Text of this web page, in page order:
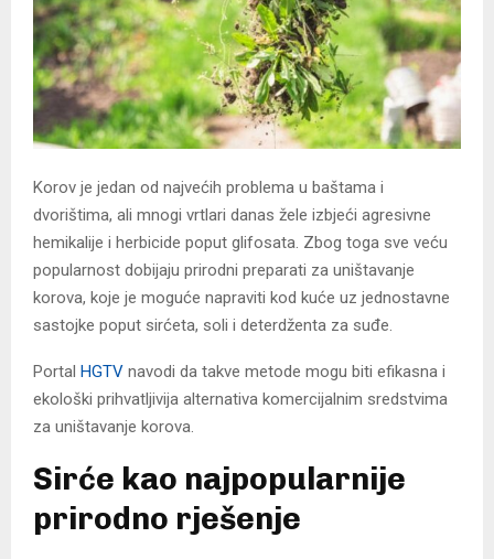
​Korov je jedan od najvećih problema u baštama i
dvorištima, ali mnogi vrtlari danas žele izbjeći agresivne
hemikalije i herbicide poput glifosata. Zbog toga sve veću
popularnost dobijaju prirodni preparati za uništavanje
korova, koje je moguće napraviti kod kuće uz jednostavne
sastojke poput sirćeta, soli i deterdženta za suđe.
Portal HGTV navodi da takve metode mogu biti efikasna i
ekološki prihvatljivija alternativa komercijalnim sredstvima
za uništavanje korova.
Sirće kao najpopularnije
prirodno rješenje